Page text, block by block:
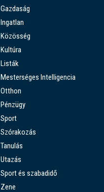
Gazdaság
Ingatlan
Közösség
Kultúra
Listák
Mesterséges Intelligencia
Otthon
Pénzügy
Sport
Szórakozás
Tanulás
Utazás
Sport és szabadidő
Zene